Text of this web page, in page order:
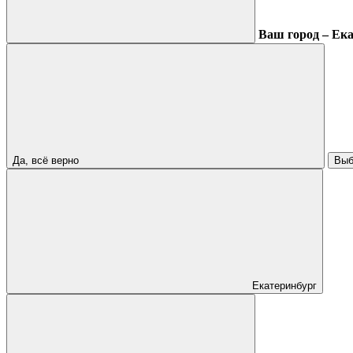
Ваш город –
Да, всё верно
Екатеринбург